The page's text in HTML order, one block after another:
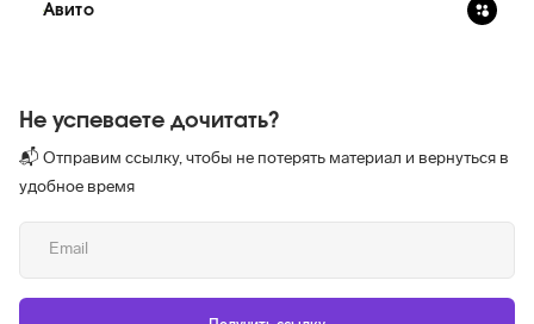
Авито
Не успеваете дочитать?
📬 Отправим ссылку, чтобы не потерять материал и вернуться в
удобное время